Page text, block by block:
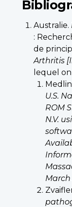
Australie.
:
de
Arthritis
lequel
U.S.
ROM
N.V.
March